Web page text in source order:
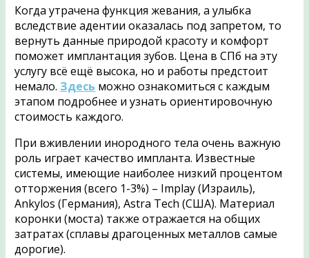
Когда утрачена функция жевания, а улыбка
вследствие адентии оказалась под запретом, то
вернуть данные природой красоту и комфорт
поможет имплантация зубов. Цена в СПб на эту
услугу всё ещё высока, но и работы предстоит
немало. Здесь можно ознакомиться с каждым
этапом подробнее и узнать ориентировочную
стоимость каждого.
При вживлении инородного тела очень важную
роль играет качество импланта. Известные
системы, имеющие наиболее низкий процентом
отторжения (всего 1-3%) – Implay (Израиль),
Ankylos (Германия), Astra Tech (США). Материал
коронки (моста) также отражается на общих
затратах (сплавы драгоценных металлов самые
дорогие).